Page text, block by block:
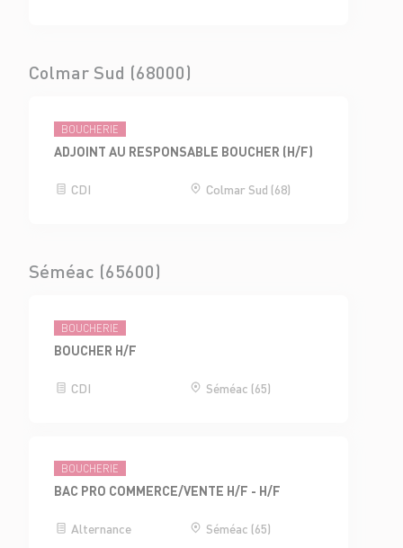
Colmar Sud (68000)
BOUCHERIE
ADJOINT AU RESPONSABLE BOUCHER (H/F)
CDI Colmar Sud (68)
Séméac (65600)
BOUCHERIE
BOUCHER H/F
CDI Séméac (65)
BOUCHERIE
BAC PRO COMMERCE/VENTE H/F - H/F
Alternance Séméac (65)